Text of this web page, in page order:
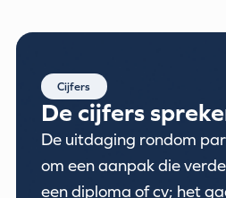
Cijfers
De cijfers
De uitdaging rondom
om een aanpak die
een diploma of cv; het